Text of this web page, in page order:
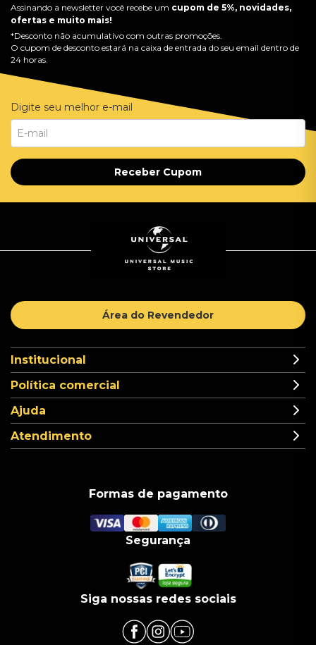
Assinando a newsletter você recebe um cupom de 5%, novidades,
ofertas e muito mais!
*Desconto não acumulativo com outras promoções.
O cupom de desconto estará na caixa de entrada do seu email dentro de
24 horas.
Digite seu melhor e-mail
Receber Cupom
Área do Revendedor
Institucional
Política comercial
Ajuda
Atendimento
Formas de pagamento
Segurança
Siga nossas redes sociais